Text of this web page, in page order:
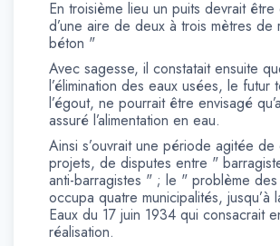
En troisième lieu un puits devrait
d’une aire de deux à trois mètres de
béton "
Avec sagesse, il constatait ensuite
l’élimination des eaux usées, le futur
l’égout, ne pourrait être envisagé
assuré l’alimentation en eau.
Ainsi s’ouvrait une période agitée
projets, de disputes entre "
anti-barragistes " ; le " problème
occupa quatre municipalités, jusqu’à
Eaux du 17 juin 1934 qui consacrait
réalisation.